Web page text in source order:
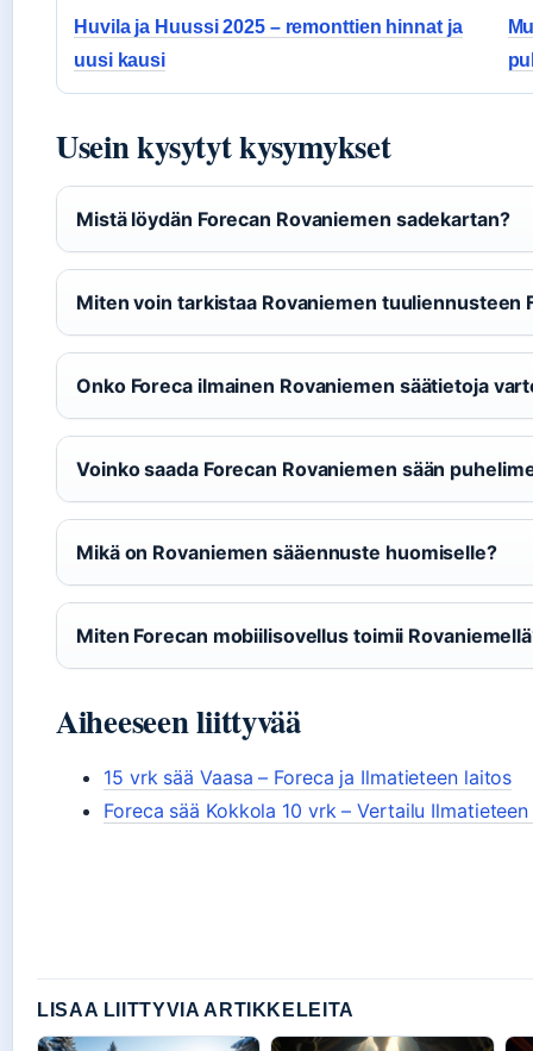
Huvila ja Huussi 2025 – remonttien hinnat ja
uusi kausi
Usein kysytyt kysymykset
Mistä löydän Forecan Rovaniemen sadekartan?
Miten voin tarkistaa Rovaniemen tuuliennusteen
Onko Foreca ilmainen Rovaniemen säätietoja
Voinko saada Forecan Rovaniemen sään
Mikä on Rovaniemen sääennuste huomiselle?
Miten Forecan mobiilisovellus toimii
Aiheeseen liittyvää
15 vrk sää Vaasa – Foreca ja Ilmatieteen laitos
Foreca sää Kokkola 10 vrk – Vertailu
LISAA LIITTYVIA ARTIKKELEITA